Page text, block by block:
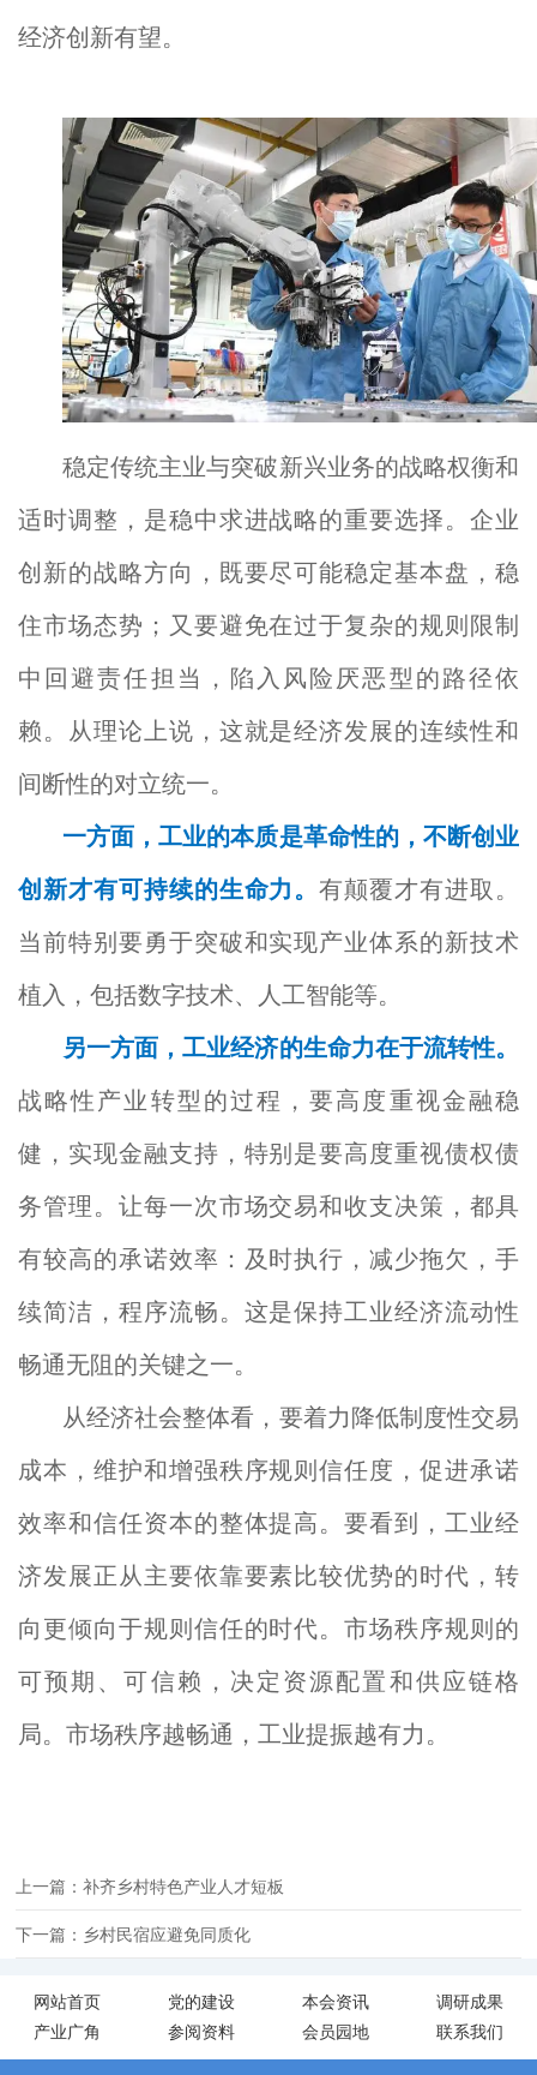
经济创新有望。
稳定传统主业与突破新兴业务的战略权衡和
适时调整，是稳中求进战略的重要选择。企业
创新的战略方向，既要尽可能稳定基本盘，稳
住市场态势；又要避免在过于复杂的规则限制
中回避责任担当，陷入风险厌恶型的路径依
赖。从理论上说，这就是经济发展的连续性和
间断性的对立统一。
一方面，工业的本质是革命性的，不断创业
创新才有可持续的生命力。有颠覆才有进取。
当前特别要勇于突破和实现产业体系的新技术
植入，包括数字技术、人工智能等。
另一方面，工业经济的生命力在于流转性。
战略性产业转型的过程，要高度重视金融稳
健，实现金融支持，特别是要高度重视债权债
务管理。让每一次市场交易和收支决策，都具
有较高的承诺效率：及时执行，减少拖欠，手
续简洁，程序流畅。这是保持工业经济流动性
畅通无阻的关键之一。
从经济社会整体看，要着力降低制度性交易
成本，维护和增强秩序规则信任度，促进承诺
效率和信任资本的整体提高。要看到，工业经
济发展正从主要依靠要素比较优势的时代，转
向更倾向于规则信任的时代。市场秩序规则的
可预期、可信赖，决定资源配置和供应链格
局。市场秩序越畅通，工业提振越有力。
上一篇：补齐乡村特色产业人才短板
下一篇：乡村民宿应避免同质化
网站首页 党的建设 本会资讯
调研成果
产业广角
参阅资料 会员园地 联系我们